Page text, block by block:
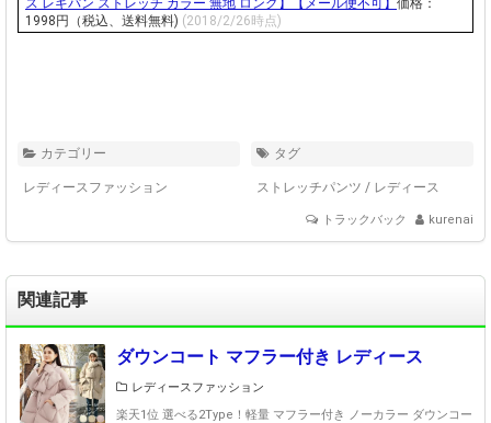
1998円（税込、送料無料) (2018/2/26時点)
カテゴリー
レディースファッション
タグ
ストレッチパンツ / レディース
トラックバック kurenai
関連記事
ダウンコート マフラー付き レディース
レディースファッション
楽天1位 選べる2Type！軽量 マフラー付き ノーカラー ダウンコー